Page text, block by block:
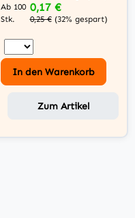
Ab 100
Stk.
0,17 €
0,25 € (32% gespart)
In den Warenkorb
Zum Artikel